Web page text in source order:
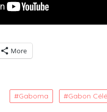
More
Gaboma Gabon